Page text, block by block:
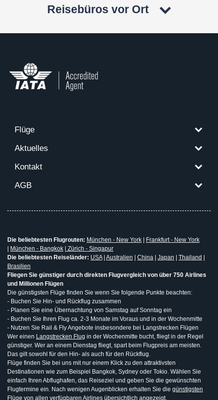
Reisebüros vor Ort
Flüge
Aktuelles
Kontakt
AGB
Die beliebtesten Flugrouten: München - New York
Frankfurt - New York
München - Bangkok
Zürich - Singapur
Die beliebtesten Reiseländer: USA| Australien China Japan Thailand
Brasilien
Fliegen Sie günstiger durch direkten Flugvergleich von über 750 Airlines
und Millionen Flügen
Die günstigsten Flüge finden Sie wenn Sie folgende Punkte beachten:
- Buchen Sie Hin- und Rückflug zusammen
- Planen Sie eine Übernachtung von Samstag auf Sonntag ein
- Buchen Sie Ihren Flug ca. 2-3 Monate im Voraus und in der Wochenmitte
- Nutzen Sie Rail & Fly Angebote insbesondere bei Langstrecken Flügen
Wer einen Langstrecken Flug in der Wochenmitte bucht, fliegt in der Regel
günstiger. Wer an einem Dienstag fliegt, spart beim Flugpreis am meisten.
Das gilt sowohl für den Hin- als auch für den Rückflug.
Flüge finden Sie bei uns mit nur einem Klick zu den attraktivsten
Destinationen wie zum Beispiel Bangkok, Sydney oder Tokio. Wählen Sie
einfach Ihren Abflughafen, das Reiseziel und geben Sie die gewünschten
Flugtermine ein. Nach wenigen Augenblicken erhalten Sie die günstigsten
Flüge von allen verfügbaren Airlines übersichtlich angezeigt.